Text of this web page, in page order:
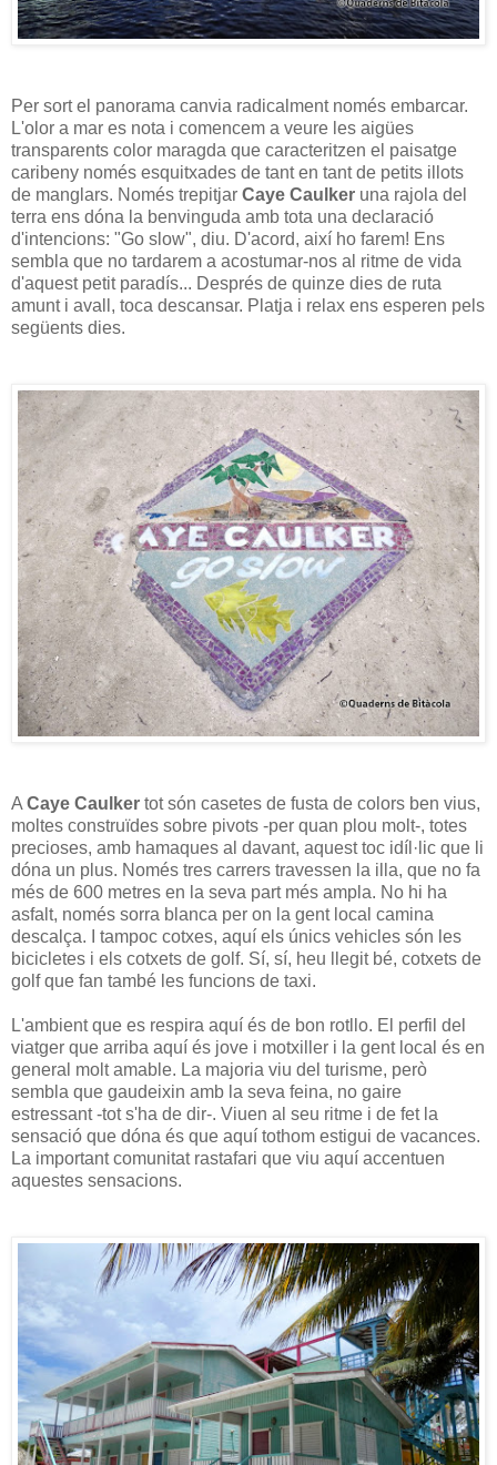
Per sort el panorama canvia radicalment només embarcar.
L'olor a mar es nota i comencem a veure les aigües
transparents color maragda que caracteritzen el paisatge
caribeny només esquitxades de tant en tant de petits illots
de manglars. Només trepitjar Caye Caulker una rajola del
terra ens dóna la benvinguda amb tota una declaració
d'intencions: "Go slow", diu. D'acord, així ho farem! Ens
sembla que no tardarem a acostumar-nos al ritme de vida
d'aquest petit paradís... Després de quinze dies de ruta
amunt i avall, toca descansar. Platja i relax ens esperen pels
següents dies.
A Caye Caulker tot són casetes de fusta de colors ben vius,
moltes construïdes sobre pivots -per quan plou molt-, totes
precioses, amb hamaques al davant, aquest toc idíl·lic que li
dóna un plus. Només tres carrers travessen la illa, que no fa
més de 600 metres en la seva part més ampla. No hi ha
asfalt, només sorra blanca per on la gent local camina
descalça. I tampoc cotxes, aquí els únics vehicles són les
bicicletes i els cotxets de golf. Sí, sí, heu llegit bé, cotxets de
golf que fan també les funcions de taxi.
L'ambient que es respira aquí és de bon rotllo. El perfil del
viatger que arriba aquí és jove i motxiller i la gent local és en
general molt amable. La majoria viu del turisme, però
sembla que gaudeixin amb la seva feina, no gaire
estressant -tot s'ha de dir-. Viuen al seu ritme i de fet la
sensació que dóna és que aquí tothom estigui de vacances.
La important comunitat rastafari que viu aquí accentuen
aquestes sensacions.